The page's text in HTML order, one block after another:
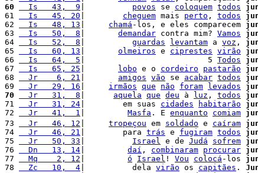
60
  Is   43,  9
povos se coloquem todos
61
  Is   45, 20
cheguem mais perto , todos
62
  Is   48, 13
chamá -los, e eles comparecem
63
  Is   50,  8
demandar contra mim? Vamos
64
  Is   52,  8
guardas levantam a voz ,
65
  Is   60, 13
olmeiros e ciprestes virão
66
  Is   64,  5
|                          5 Todos
67
  Is   65, 25
lobo e o cordeiro pastarão
68
  Jr    6, 21
amigos vão se acabar todos
69
  Jr   29, 16
irmãos que não foram levados
70
  Jr   31,  8
aquela que deu à luz , todos
71
  Jr   31, 24
|        em suas cidades habitarão
72
  Jr   41,  1
Masfa . E enquanto comiam
73
  Jr   46, 12
tropeçou em soldado e caíram
74
  Jr   46, 21
|        para trás e fugiram todos
75
  Jr   50, 33
Israel e de Judá sofrem
76
  Dn   13, 14
daí , combinaram procurar
77
  Mq    2, 12
ó Israel ! Vou colocá -los
78
  Zc   10,  4
|          dela virão os capitães .